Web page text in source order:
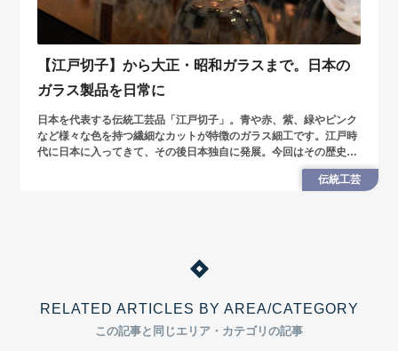
【江戸切子】から大正・昭和ガラスまで。日本の
ガラス製品を日常に
日本を代表する伝統工芸品「江戸切子」。青や赤、紫、緑やピンク
など様々な色を持つ繊細なカットが特徴のガラス細工です。江戸時
代に日本に入ってきて、その後日本独自に発展。今回はその歴史や
大正・昭和時代のガラス製品についても紹介していきます。
伝統工芸
RELATED ARTICLES BY AREA/CATEGORY
この記事と同じエリア・カテゴリの記事